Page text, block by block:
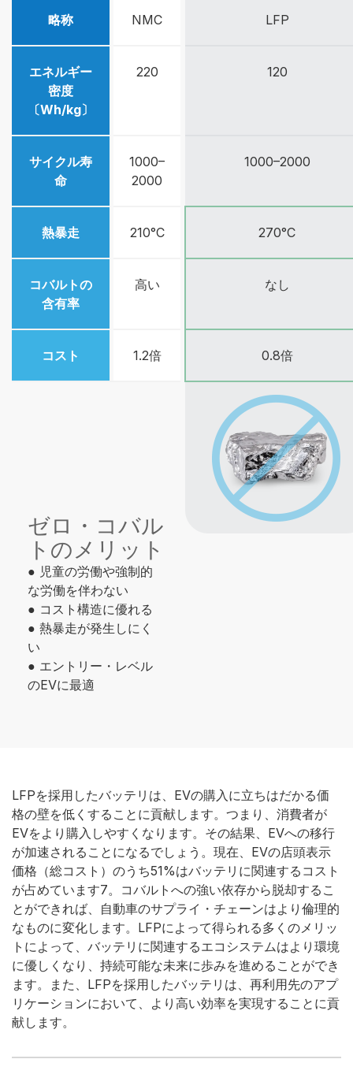
略称 NMC LFP
エネルギー
密度
〔Wh/kg〕
220 120
サイクル寿
命
1000–
2000
1000–2000
熱暴走 210°C 270°C
コバルトの
含有率
高い なし
コスト 1.2倍 0.8倍
ゼロ・コバル
トのメリット
● 児童の労働や強制的
な労働を伴わない
● コスト構造に優れる
● 熱暴走が発生しにく
い
● エントリー・レベル
のEVに最適
LFPを採用したバッテリは、EVの購入に立ちはだかる価
格の壁を低くすることに貢献します。つまり、消費者が
EVをより購入しやすくなります。その結果、EVへの移行
が加速されることになるでしょう。現在、EVの店頭表示
価格（総コスト）のうち51%はバッテリに関連するコスト
が占めています7。コバルトへの強い依存から脱却するこ
とができれば、自動車のサプライ・チェーンはより倫理的
なものに変化します。LFPによって得られる多くのメリッ
トによって、バッテリに関連するエコシステムはより環境
に優しくなり、持続可能な未来に歩みを進めることができ
ます。また、LFPを採用したバッテリは、再利用先のアプ
リケーションにおいて、より高い効率を実現することに貢
献します。